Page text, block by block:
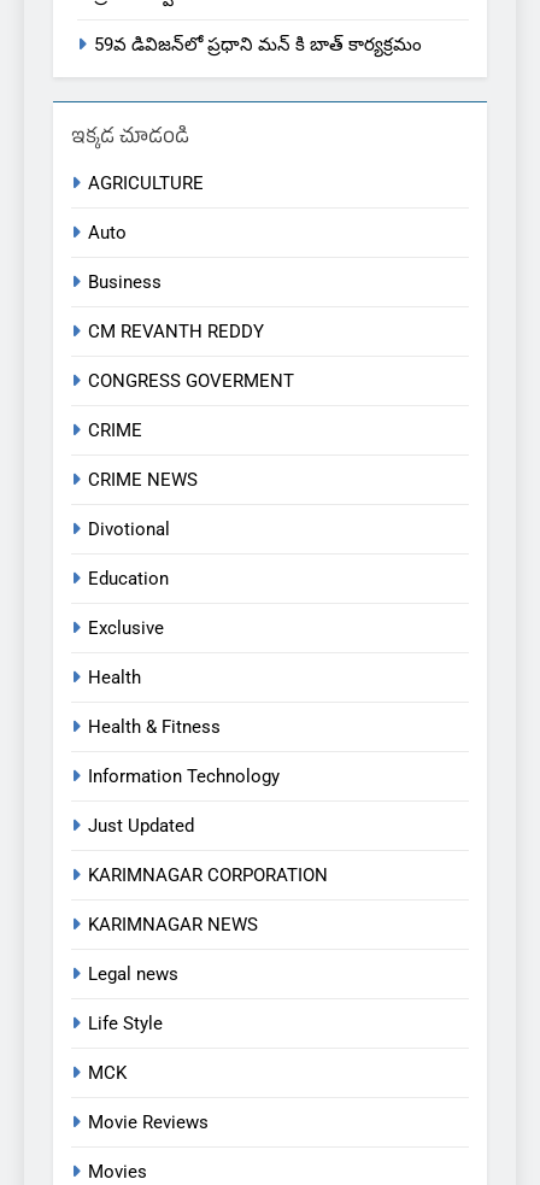
59వ డివిజన్‌లో ప్రధాని మన్ కి బాత్ కార్యక్రమం
ఇక్కడ చూడండి
AGRICULTURE
Auto
Business
CM REVANTH REDDY
CONGRESS GOVERMENT
CRIME
CRIME NEWS
Divotional
Education
Exclusive
Health
Health & Fitness
Information Technology
Just Updated
KARIMNAGAR CORPORATION
KARIMNAGAR NEWS
Legal news
Life Style
MCK
Movie Reviews
Movies
5